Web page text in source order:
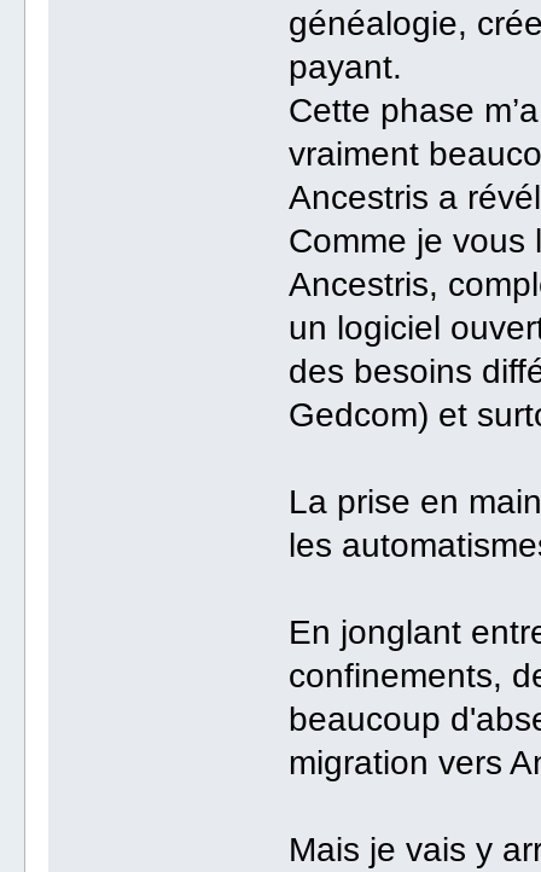
généalogie,
payant.
Cette phase
vraiment
Ancestris a
Comme je vous
Ancestris,
un logiciel
des besoins
Gedcom) et
La prise en
les
En jonglant
confinements,
beaucoup
migration vers
Mais je vais y